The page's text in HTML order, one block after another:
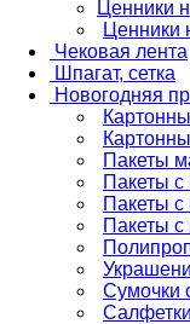
Ценники
Ценники
Чековая лента
Шпагат, сетка
Новогодняя
Пакеты
Пакеты с
Пакеты с
Пакеты с
Сумочки